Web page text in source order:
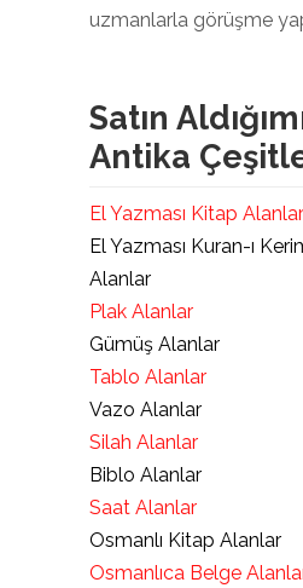
uzmanlarla görüşme
Satın
Antika
El Yazması Kitap Alanlar
El Yazması Kuran-ı
Alanlar
Plak Alanlar
Gümüş Alanlar
Tablo Alanlar
Vazo Alanlar
Silah Alanlar
Biblo Alanlar
Saat Alanlar
Osmanlı Kitap Alanlar
Osmanlıca Belge